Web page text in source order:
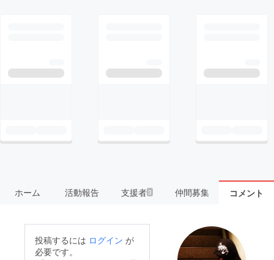
ホーム 活動報告 支援者3 仲間募集 コメント
投稿するには ログイン が
必要です。